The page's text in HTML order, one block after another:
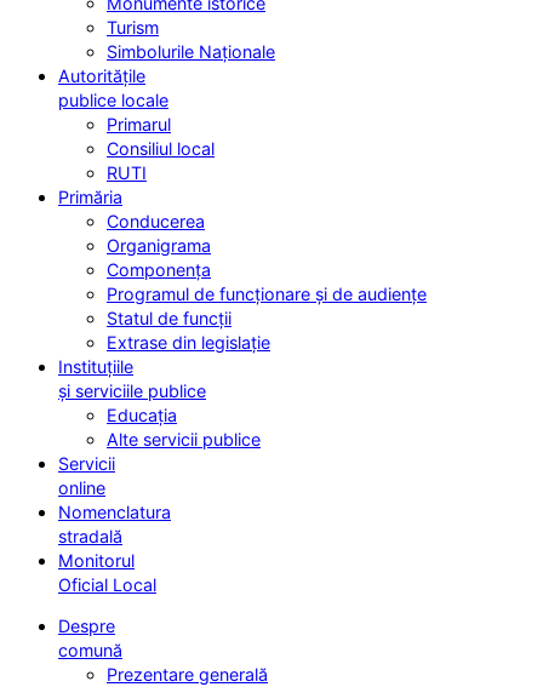
Turism
Simbolurile Naționale
Autoritățile
publice locale
Primarul
Consiliul local
RUTI
Primăria
Conducerea
Organigrama
Componența
Programul de funcționare și de audiențe
Statul de funcții
Extrase din legislație
Instituțiile
și serviciile publice
Educația
Alte servicii publice
Servicii
online
Nomenclatura
stradală
Monitorul
Oficial Local
Despre
comună
Prezentare generală